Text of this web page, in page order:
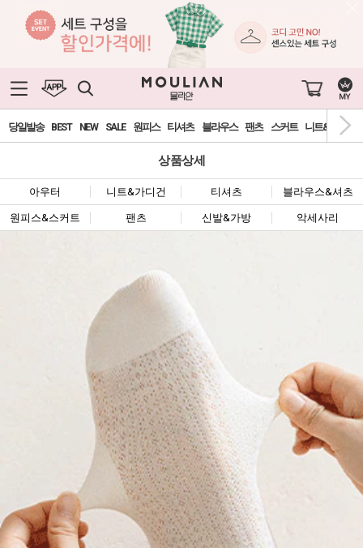
당일발송 BEST NEW SALE 원피스 티셔츠 블라우스 팬츠 스커트 니트&가디건
상품상세
아우터 니트&가디건 티셔츠 블라우스&셔츠
원피스&스커트 팬츠 신발&가방 악세사리